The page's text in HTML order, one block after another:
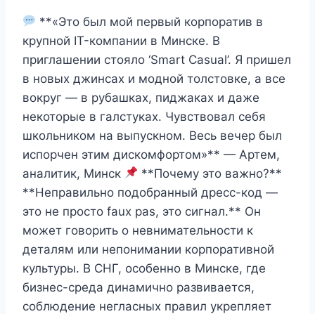
**«Это был мой первый корпоратив в
крупной IT-компании в Минске. В
приглашении стояло ‘Smart Casual’. Я пришел
в новых джинсах и модной толстовке, а все
вокруг — в рубашках, пиджаках и даже
некоторые в галстуках. Чувствовал себя
школьником на выпускном. Весь вечер был
испорчен этим дискомфортом»** — Артем,
аналитик, Минск
**Почему это важно?**
**Неправильно подобранный дресс-код —
это не просто faux pas, это сигнал.** Он
может говорить о невнимательности к
деталям или непонимании корпоративной
культуры. В СНГ, особенно в Минске, где
бизнес-среда динамично развивается,
соблюдение негласных правил укрепляет